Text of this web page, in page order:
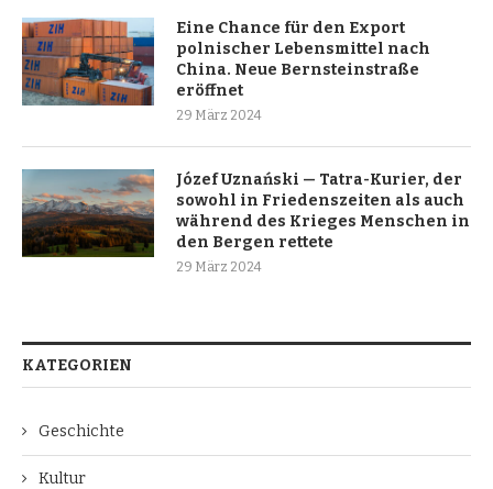
Eine Chance für den Export
polnischer Lebensmittel nach
China. Neue Bernsteinstraße
eröffnet
29 März 2024
Józef Uznański — Tatra-Kurier, der
sowohl in Friedenszeiten als auch
während des Krieges Menschen in
den Bergen rettete
29 März 2024
KATEGORIEN
Geschichte
Kultur